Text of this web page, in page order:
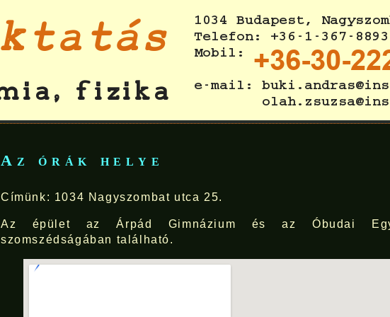
Az órák helye
Címünk: 1034 Nagyszombat utca 25.
Az épület az Árpád Gimnázium és az Óbudai
szomszédságában található.